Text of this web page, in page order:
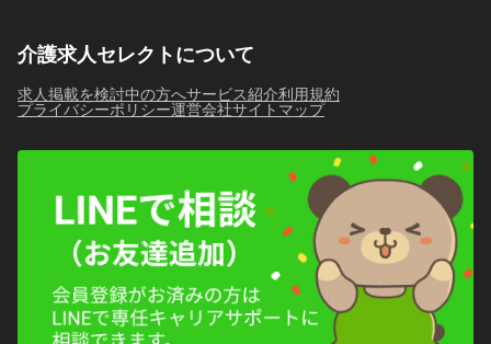
介護求人セレクトについて
求人掲載を検討中の方へサービス紹介利用規約
プライバシーポリシー運営会社サイトマップ